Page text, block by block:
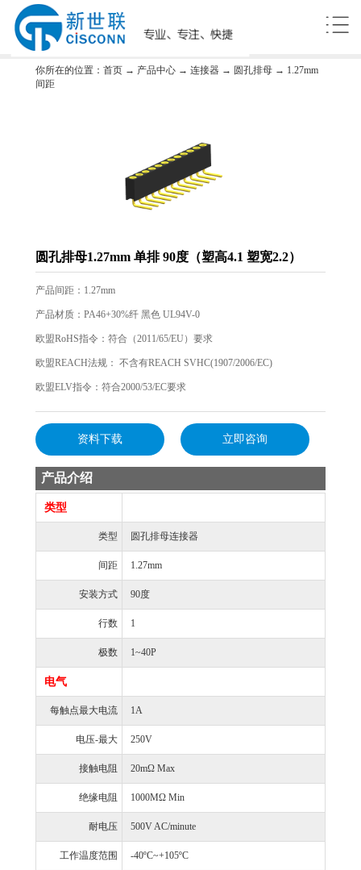
你所在的位置： 首页 → 产品中心 → 连接器 → 圆孔排母 → 1.27mm
间距
圆孔排母1.27mm 单排 90度（塑高4.1 塑宽2.2）
产品间距：1.27mm
产品材质：PA46+30%纤 黑色 UL94V-0
欧盟RoHS指令：符合（2011/65/EU）要求
欧盟REACH法规： 不含有REACH SVHC(1907/2006/EC)
欧盟ELV指令：符合2000/53/EC要求
资料下载 立即咨询
产品介绍
类型
类型 圆孔排母连接器
间距 1.27mm
安装方式 90度
行数 1
极数 1~40P
电气
每触点最大电流 1A
电压-最大 250V
接触电阻 20mΩ Max
绝缘电阻 1000MΩ Min
耐电压 500V AC/minute
工作温度范围 -40ºC~+105ºC